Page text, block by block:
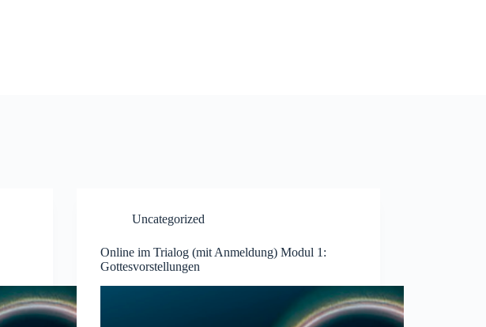
Uncategorized
Online im Trialog (mit Anmeldung) Modul 1:
Gottesvorstellungen